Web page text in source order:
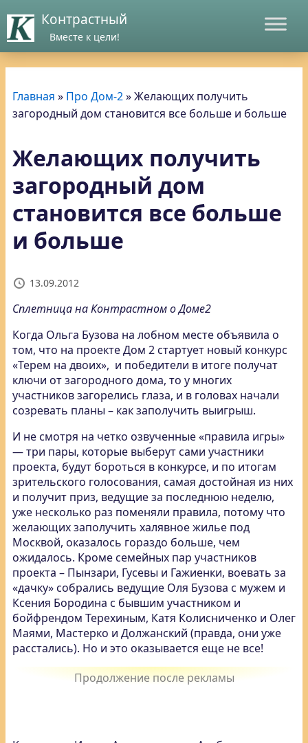
Контрастный
Вместе к цели!
Главная » Про Дом-2»Желающих получить
загородный дом становится все больше и больше
Желающих получить
загородный дом
становится все больше
и больше
13.09.2012
Сплетница на Контрастном о Доме2
Когда Ольга Бузова на лобном месте объявила о
том, что на проекте Дом 2 стартует новый конкурс
«Терем на двоих», и победители в итоге получат
ключи от загородного дома, то у многих
участников загорелись глаза, и в головах начали
созревать планы – как заполучить выигрыш.
И не смотря на четко озвученные «правила игры»
— три пары, которые выберут сами участники
проекта, будут бороться в конкурсе, и по итогам
зрительского голосования, самая достойная из них
и получит приз, ведущие за последнюю неделю,
уже несколько раз поменяли правила, потому что
желающих заполучить халявное жилье под
Москвой, оказалось гораздо больше, чем
ожидалось. Кроме семейных пар участников
проекта – Пынзари, Гусевы и Гажиенки, воевать за
«дачку» собрались ведущие Оля Бузова с мужем и
Ксения Бородина с бывшим участником и
бойфрендом Терехиным, Катя Колисниченко и Олег
Маями, Мастерко и Должанский (правда, они уже
расстались). Но и это оказывается еще не все!